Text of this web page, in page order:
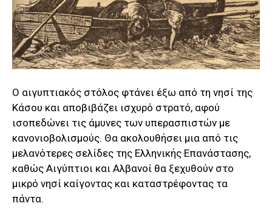
Ο αιγυπτιακός στόλος φτάνει έξω από τη νησί της
Κάσου και αποβιβάζει ισχυρό στρατό, αφού
ισοπεδώνει τις άμυνες των υπερασπιστών με
κανονιοβολισμούς. Θα ακολουθήσει μια από τις
μελανότερες σελίδες της Ελληνικής Επανάστασης,
καθώς Αιγύπτιοι και Αλβανοί θα ξεχυθούν στο
μικρό νησί καίγοντας και καταστρέφοντας τα
πάντα.